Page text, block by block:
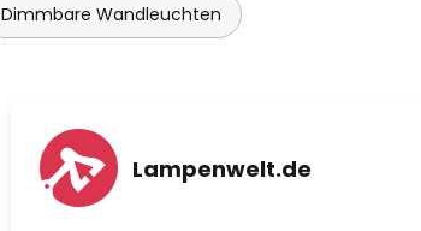
Dimmbare Wandleuchten
Lampenwelt.de